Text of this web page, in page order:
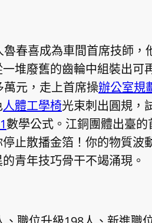
春喜成為車間首席技師
堆廢舊的齒輪中組裝出可
元，走上首席操辦公室規
人體工學椅光束刺出圓規，
數學公式。江銅團體出臺
停止散播金箔！你的物質波
青年技巧骨干不竭涌現。